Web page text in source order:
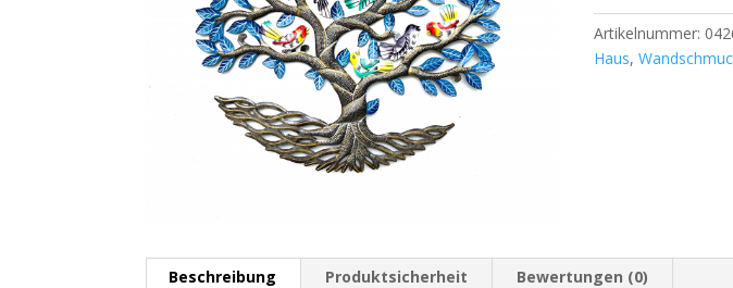
Artikelnummer:
Haus,
Beschreibung Produktsicherheit Bewertungen (0)